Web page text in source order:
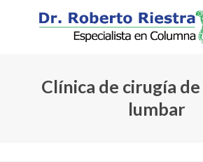
Clínica de cirugía
lumbar